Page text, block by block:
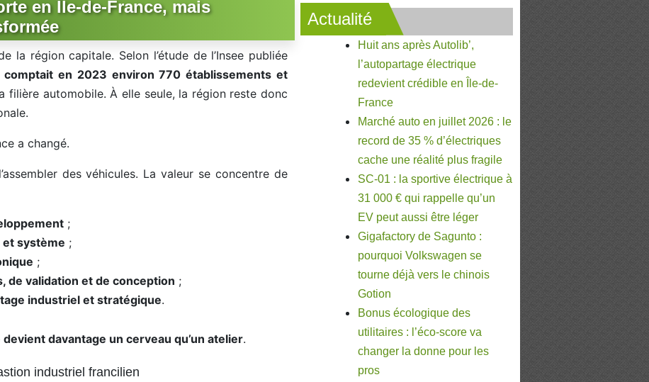
en Île-de-France, mais
la région capitale. Selon l’étude de l’Insee publiée
comptait en 2023 environ 770 établissements et
filière automobile. À elle seule, la région reste donc
a changé.
des véhicules. La valeur se concentre de
;
et système ;
;
de validation et de conception ;
industriel et stratégique.
devient davantage un cerveau qu’un atelier.
industriel francilien
Actualité
Huit ans après Autolib’,
l’autopartage électrique
redevient crédible en Île-de-
France
Marché auto en juillet 2026 : le
record de 35 % d’électriques
cache une réalité plus fragile
SC-01 : la sportive électrique à
31 000 € qui rappelle qu’un
EV peut aussi être léger
Gigafactory de Sagunto :
pourquoi Volkswagen se
tourne déjà vers le chinois
Gotion
Bonus écologique des
utilitaires : l’éco-score va
changer la donne pour les
pros